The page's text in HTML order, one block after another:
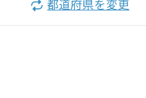
都道府県を変更